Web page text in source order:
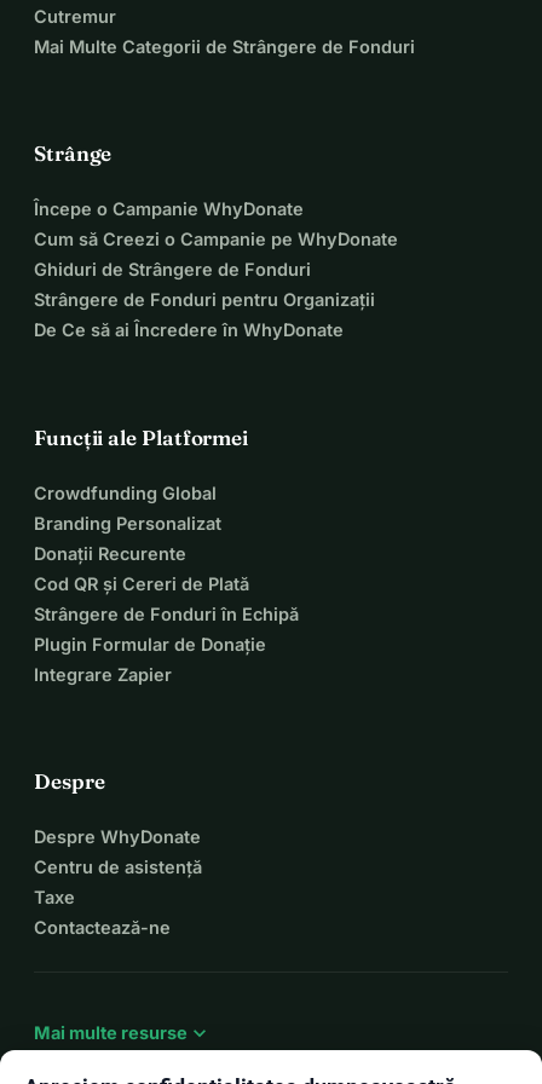
Cutremur
Mai Multe Categorii de Strângere de Fonduri
Strânge
Începe o Campanie WhyDonate
Cum să Creezi o Campanie pe WhyDonate
Ghiduri de Strângere de Fonduri
Strângere de Fonduri pentru Organizații
De Ce să ai Încredere în WhyDonate
Funcții ale Platformei
Crowdfunding Global
Branding Personalizat
Donații Recurente
Cod QR și Cereri de Plată
Strângere de Fonduri în Echipă
Plugin Formular de Donație
Integrare Zapier
Despre
Despre WhyDonate
Centru de asistență
Taxe
Contactează-ne
Mai multe resurse expand_more